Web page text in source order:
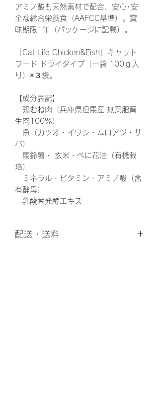
アミノ酸も天然素材で配合、安心･安
全な総合栄養食（AAFCC基準）。​賞
味期限1年（パッケージに記載）。
「Cat Life Chicken&Fish」キャット
フード ドライタイプ（一袋 100ｇ入
り）×３袋。
【成分表記】
鶏むね肉（兵庫県但馬産 無薬肥育
生肉100％）
魚（カツオ・イワシ・ムロアジ・サ
バ）
馬鈴薯・ 玄米・べに花油（有機栽
培）
ミネラル・ビタミン・アミノ酸（含
有酵母）
乳酸菌発酵エキス
配送・送料